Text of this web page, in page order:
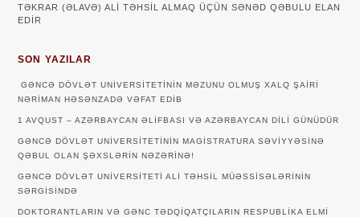
TƏKRAR (ƏLAVƏ) ALİ TƏHSİL ALMAQ ÜÇÜN SƏNƏD QƏBULU ELAN
EDİR
SON YAZILAR
GƏNCƏ DÖVLƏT UNIVERSITETININ MƏZUNU OLMUŞ XALQ ŞAIRI
NƏRIMAN HƏSƏNZADƏ VƏFAT EDIB
1 AVQUST – AZƏRBAYCAN ƏLIFBASI VƏ AZƏRBAYCAN DILI GÜNÜDÜR
GƏNCƏ DÖVLƏT UNIVERSITETININ MAGISTRATURA SƏVIYYƏSINƏ
QƏBUL OLAN ŞƏXSLƏRIN NƏZƏRINƏ!
GƏNCƏ DÖVLƏT UNIVERSITETI ALI TƏHSIL MÜƏSSISƏLƏRININ
SƏRGISINDƏ
DOKTORANTLARIN VƏ GƏNC TƏDQİQATÇILARIN RESPUBLİKA ELMİ